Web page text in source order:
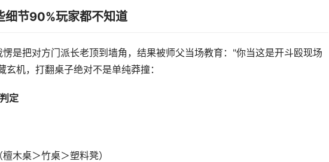
细节90%玩家都不知道
是把对方门派长老顶到墙角，结果被师父当场教育："你当这是开斗殴现场
玄机，打翻桌子绝对不是单纯莽撞：
定
木桌＞竹桌＞塑料凳）